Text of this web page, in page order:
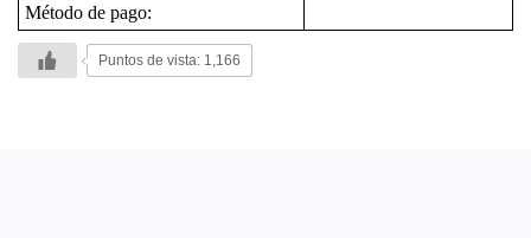
Método de pago:
Puntos de vista: 1,166